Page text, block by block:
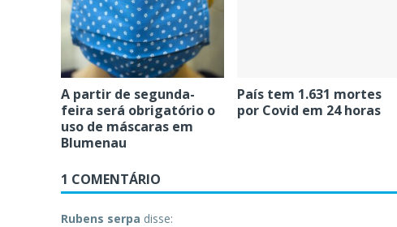
A partir de segunda-
feira será obrigatório o
uso de máscaras em
Blumenau
País tem 1.631 mortes
por Covid em 24 horas
1 COMENTÁRIO
Rubens serpa disse: